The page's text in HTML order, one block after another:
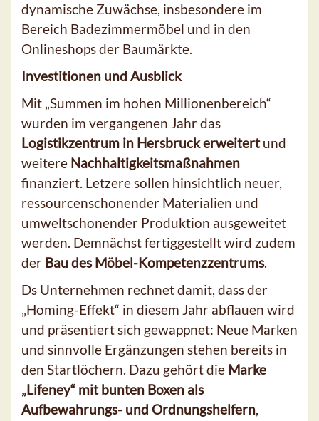
dynamische Zuwächse, insbesondere im
Bereich Badezimmermöbel und in den
Onlineshops der Baumärkte.
Investitionen und Ausblick
Mit „Summen im hohen Millionenbereich“
wurden im vergangenen Jahr das
Logistikzentrum in Hersbruck erweitertund
weitere Nachhaltigkeitsmaßnahmen
finanziert. Letzere sollen hinsichtlich neuer,
ressourcenschonender Materialien und
umweltschonender Produktion ausgeweitet
werden. Demnächst fertiggestellt wird zudem
der Bau des Möbel-Kompetenzzentrums.
Ds Unternehmen rechnet damit, dass der
„Homing-Effekt“ in diesem Jahr abflauen wird
und präsentiert sich gewappnet: Neue Marken
und sinnvolle Ergänzungen stehen bereits in
den Startlöchern. Dazu gehört die Marke
„Lifeney“ mit bunten Boxen als
Aufbewahrungs- und Ordnungshelfern,